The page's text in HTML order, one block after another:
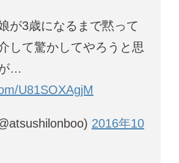
が3歳になるまで黙って
して驚かしてやろうと思
…
U81SOXAgjM
2016年10